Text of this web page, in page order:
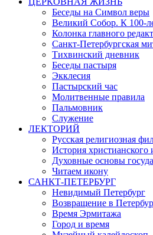
Беседы на Символ веры
Великий Собор. К 100-
Колонка главного
Санкт-Петербургская
Тихвинский дневник
Беседы пастыря
Экклесия
Пастырский час
Молитвенные правила
Пальмовник
Служение
ЛЕКТОРИЙ
Русская религиозная
История христианского
Духовные основы
Читаем икону
САНКТ-ПЕТЕРБУРГ
Невидимый Петербург
Возвращение в
Время Эрмитажа
Город и время